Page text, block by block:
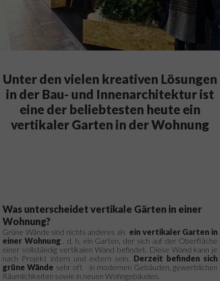
Unter den vielen kreativen Lösungen
in der Bau- und Innenarchitektur ist
eine der beliebtesten heute ein
vertikaler Garten in der Wohnung
Was unterscheidet vertikale Gärten in einer
Wohnung?
Grüne Wände sind nichts anderes als ein vertikaler Garten in
einer Wohnung , d. h. ein Garten, der sich auf der Oberfläche
einer vollständig vertikalen Wand befindet. Diese Wand kann je
nach Projekt intern und extern sein. Derzeit befinden sich
grüne Wände sehr oft
in modernen Gebäuden, gewerblichen
Räumlichkeiten sowie in neuen Wohngebäuden.